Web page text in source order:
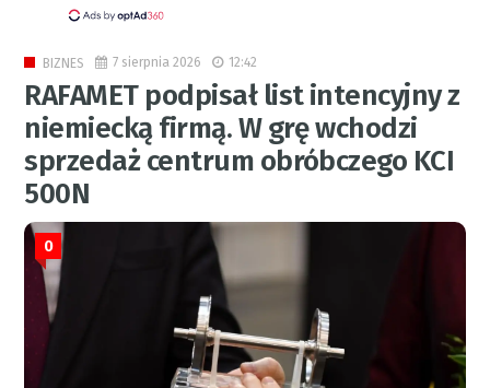
BIZNES 7 sierpnia 2026 12:42
RAFAMET podpisał list intencyjny z
niemiecką firmą. W grę wchodzi
sprzedaż centrum obróbczego KCI
500N
0